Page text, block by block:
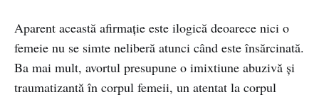
Aparent această afirmaţie este ilogică deoarece nici o
femeie nu se simte neliberă atunci când este însărcinată.
Ba mai mult, avortul presupune o imixtiune abuzivă şi
traumatizantă în corpul femeii, un atentat la corpul